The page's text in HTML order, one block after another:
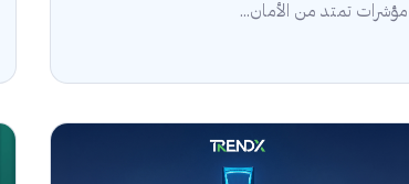
مؤشرات تمتد من الأمان...